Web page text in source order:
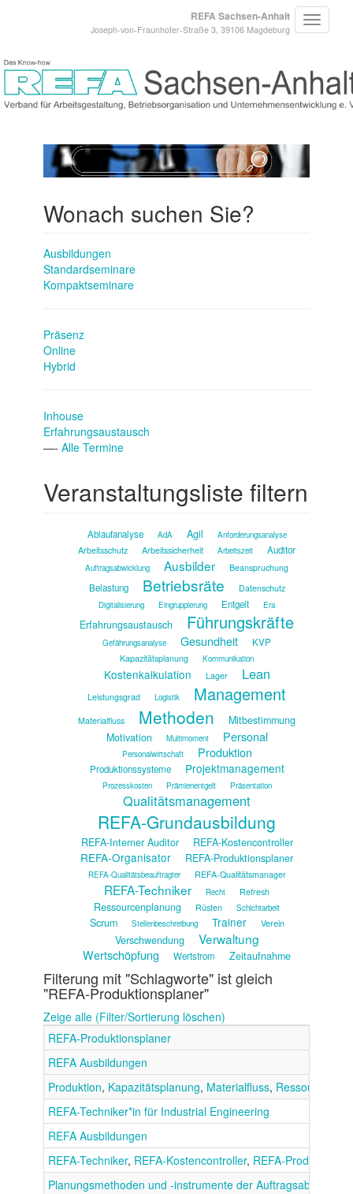
REFA Sachsen-Anhalt
Joseph-von-Fraunhofer-Straße 3, 39106 Magdeburg
Wonach suchen Sie?
Ausbildungen
Standardseminare
Kompaktseminare
Präsenz
Online
Hybrid
Inhouse
Erfahrungsaustausch
—- Alle Termine
Veranstaltungsliste filtern
Ablaufanalyse AdA Agil Anforderungsanalyse
Arbeitsschutz Arbeitssicherheit Arbeitszeit Auditor
Auftragsabwicklung Ausbilder Beanspruchung
Belastung Betriebsräte Datenschutz
Digitalisierung Eingruppierung Entgelt Era
Erfahrungsaustausch Führungskräfte
Gefährungsanalyse Gesundheit KVP
Kapazitätsplanung Kommunikation
Kostenkalkulation Lager Lean
Leistungsgrad Logistik Management
Materialfluss Methoden
Mitbestimmung
Motivation
Multimoment Personal
Personalwirtschaft Produktion
Produktionssysteme Projektmanagement
Prozesskosten Prämienentgelt Präsentation
Qualitätsmanagement
REFA-Grundausbildung
REFA-Interner Auditor REFA-Kostencontroller
REFA-Organisator REFA-Produktionsplaner
REFA-Qualitätsbeauftragter REFA-Qualitätsmanager
REFA-Techniker Recht Refresh
Ressourcenplanung Rüsten Schichtarbeit
Scrum Stellenbeschreibung Trainer Verein
Verschwendung Verwaltung
Wertschöpfung Wertstrom Zeitaufnahme
Filterung mit "Schlagworte" ist gleich
"REFA-Produktionsplaner"
Zeige alle (Filter/Sortierung löschen)
REFA-Produktionsplaner
REFA Ausbildungen
Produktion, Kapazitätsplanung, Materialfluss,
REFA-Techniker*in für Industrial Engineering
REFA Ausbildungen
REFA-Techniker, REFA-Kostencontroller, REFA-
Planungsmethoden und -instrumente der Auftragsabwicklung